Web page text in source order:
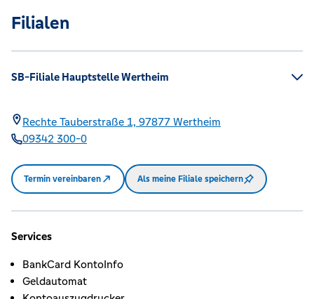
Filialen
SB-Filiale Hauptstelle Wertheim
Rechte Tauberstraße 1, 97877 Wertheim
09342 300-0
Termin vereinbaren Als meine Filiale speichern
Services
BankCard KontoInfo
Geldautomat